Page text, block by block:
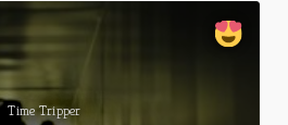
Time Tripper